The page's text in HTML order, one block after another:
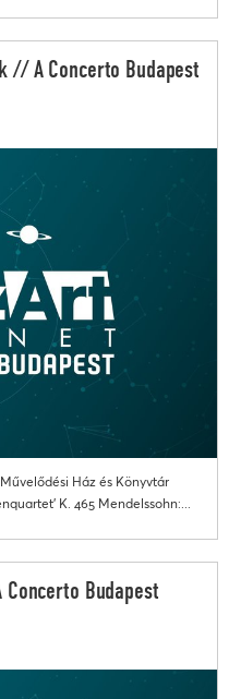
// A Concerto Budapest
Ház és Könyvtár
K. 465 Mendelssohn:...
Budapest